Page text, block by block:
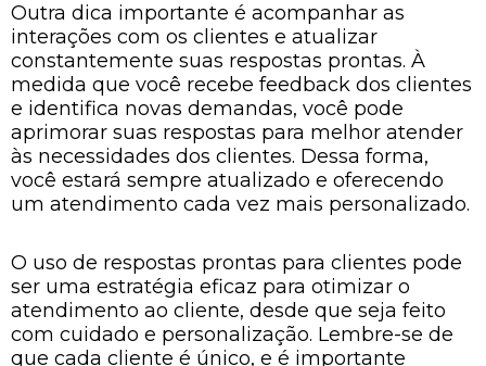
Outra dica importante é acompanhar as
interações com os clientes e atualizar
constantemente suas respostas prontas. À
medida que você recebe feedback dos clientes
e identifica novas demandas, você pode
aprimorar suas respostas para melhor atender
às necessidades dos clientes. Dessa forma,
você estará sempre atualizado e oferecendo
um atendimento cada vez mais personalizado.
O uso de respostas prontas para clientes pode
ser uma estratégia eficaz para otimizar o
atendimento ao cliente, desde que seja feito
com cuidado e personalização. Lembre-se de
que cada cliente é único, e é importante